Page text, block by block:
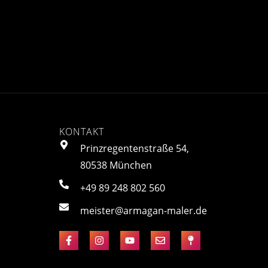
KONTAKT
Prinzregentenstraße 54,
80538 München
+49 89 248 802 560
meister@armagan-maler.de